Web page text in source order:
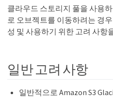
클라우드 스토리지 풀을 사용
로 오브젝트를 이동하려는 경
성 및 사용하기 위한 고려 사항
일반 고려 사항
일반적으로 Amazon S3